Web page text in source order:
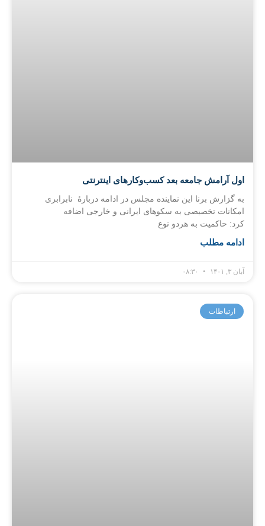
اول آرامش جامعه بعد کسب‌وکارهای اینترنتی
به گزارش برنا این نماینده مجلس در ادامه دربارۀ نابرابری
امکانات تخصیصی به سکوهای ایرانی و خارجی اضافه
کرد: حاکمیت به هردو نوع
ادامه مطلب
آبان ۳, ۱۴۰۱
ارتباطات